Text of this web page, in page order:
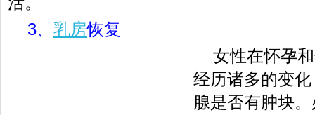
3、 乳房恢复
女性在怀孕
经历诸多的变
腺是否有肿块